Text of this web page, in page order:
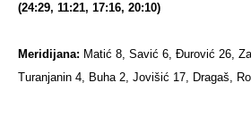
(24:29, 11:21, 17:16, 20:10)
Meridijana: Matić 8, Savić 6, Đurović 26,
Turanjanin 4, Buha 2, Jovišić 17, Dragaš,